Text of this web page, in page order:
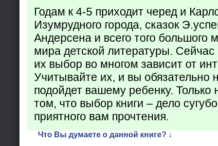
Годам к 4-5 приходит черед и
Изумрудного города, сказок
Андерсена и всего того большого
мира детской литературы. Сейчас
их выбор во многом зависит от
Учитывайте их, и вы обязательно
подойдет вашему ребенку. Только
том, что выбор книги – дело
приятного вам прочтения.
Что Вы думаете о данной книге? ↓